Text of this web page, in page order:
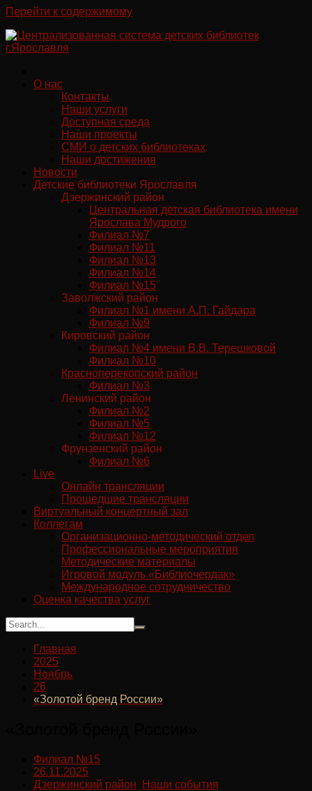
Перейти к содержимому
О нас
Контакты
Наши услуги
Доступная среда
Наши проекты
СМИ о детских библиотеках
Наши достижения
Новости
Детские библиотеки Ярославля
Дзержинский район
Центральная детская библиотека имени
Ярослава Мудрого
Филиал №7
Филиал №11
Филиал №13
Филиал №14
Филиал №15
Заволжский район
Филиал №1 имени А.П. Гайдара
Филиал №9
Кировский район
Филиал №4 имени В.В. Терешковой
Филиал №10
Красноперекопский район
Филиал №3
Ленинский район
Филиал №2
Филиал №5
Филиал №12
Фрунзенский район
Филиал №6
Live
Онлайн трансляции
Прошедшие трансляции
Виртуальный концертный зал
Коллегам
Организационно-методический отдел
Профессиональные мероприятия
Методические материалы
Игровой модуль «Библиочердак»
Международное сотрудничество
Оценка качества услуг
Главная
2025
Ноябрь
26
«Золотой бренд России»
Филиал №15
26.11.2025
Дзержинский район
Наши события